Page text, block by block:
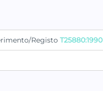
Registo T25880:1990